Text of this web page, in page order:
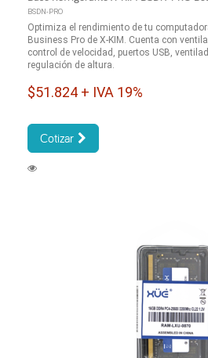
BSDN-PRO
Optimiza el rendimiento de tu
Business Pro de X-KIM. Cuenta con
control de velocidad, puertos USB,
regulación de altura.
$51.824 + IVA 19%
Cotizar